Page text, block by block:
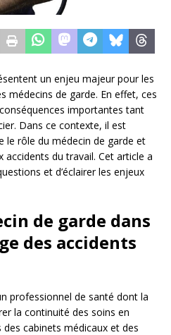
un enjeu majeur pour les
médecins de garde. En effet, ces
importantes tant
Dans ce contexte, il est
le rôle du médecin de garde et
accidents du travail. Cet article a
et d’éclairer les enjeux
de garde dans
des accidents
professionnel de santé dont la
la continuité des soins en
cabinets médicaux et des